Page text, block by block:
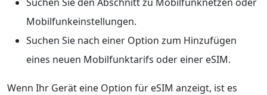
Mobilfunkeinstellungen.
Suchen Sie nach einer Option zum Hinzufügen
eines neuen Mobilfunktarifs oder einer eSIM.
Wenn Ihr Gerät eine Option für eSIM anzeigt, ist es